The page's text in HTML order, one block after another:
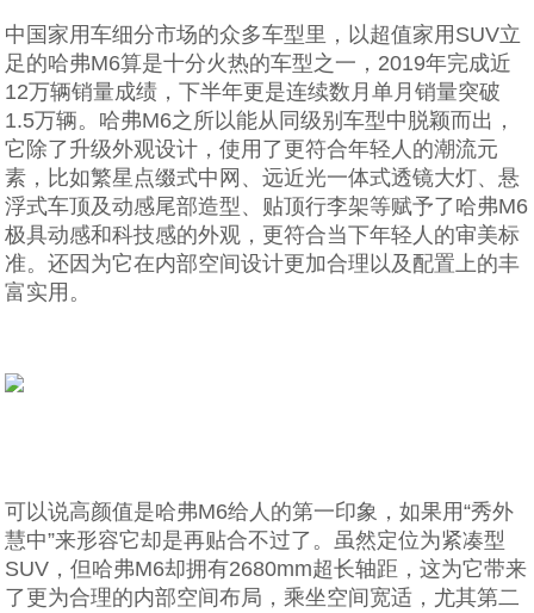
中国家用车细分市场的众多车型里，以超值家用SUV立
足的哈弗M6算是十分火热的车型之一，2019年完成近
12万辆销量成绩，下半年更是连续数月单月销量突破
1.5万辆。哈弗M6之所以能从同级别车型中脱颖而出，
它除了升级外观设计，使用了更符合年轻人的潮流元
素，比如繁星点缀式中网、远近光一体式透镜大灯、悬
浮式车顶及动感尾部造型、贴顶行李架等赋予了哈弗M6
极具动感和科技感的外观，更符合当下年轻人的审美标
准。还因为它在内部空间设计更加合理以及配置上的丰
富实用。
可以说高颜值是哈弗M6给人的第一印象，如果用“秀外
慧中”来形容它却是再贴合不过了。虽然定位为紧凑型
SUV，但哈弗M6却拥有2680mm超长轴距，这为它带来
了更为合理的内部空间布局，乘坐空间宽适，尤其第二